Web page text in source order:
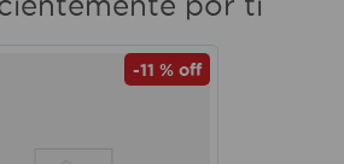
-11 % off